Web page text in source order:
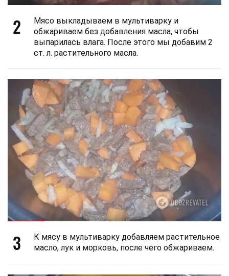
2
Мясо выкладываем в мультиварку и
обжариваем без добавления масла, чтобы
выпарилась влага. После этого мы добавим 2
ст. л. растительного масла.
3
К мясу в мультиварку добавляем растительное
масло, лук и морковь, после чего обжариваем.